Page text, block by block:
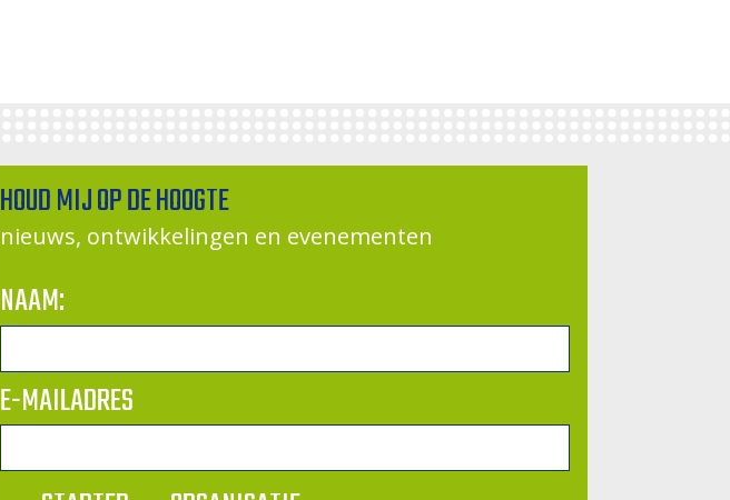
HOUD MIJ OP DE HOOGTE
nieuws, ontwikkelingen en evenementen
NAAM:
E-MAILADRES